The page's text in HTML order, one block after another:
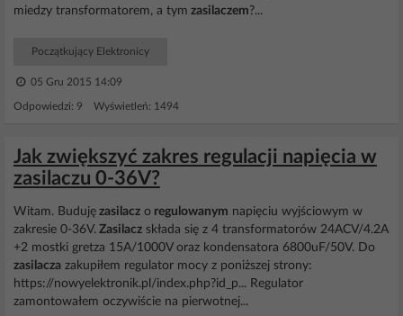
miedzy transformatorem, a tym zasilaczem?...
Początkujący Elektronicy
05 Gru 2015 14:09
Odpowiedzi: 9 Wyświetleń: 1494
Jak zwiększyć zakres regulacji napięcia w
zasilaczu 0-36V?
Witam. Buduję zasilacz o regulowanym napięciu wyjściowym w
zakresie 0-36V. Zasilacz składa się z 4 transformatorów 24ACV/4.2A
+2 mostki gretza 15A/1000V oraz kondensatora 6800uF/50V. Do
zasilacza zakupiłem regulator mocy z poniższej strony:
https://nowyelektronik.pl/index.php?id_p... Regulator
zamontowałem oczywiście na pierwotnej...